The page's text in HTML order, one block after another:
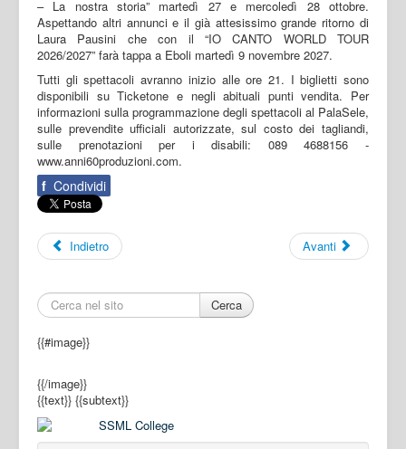
– La nostra storia” martedì 27 e mercoledì 28 ottobre.
Aspettando altri annunci e il già attesissimo grande ritorno di
Laura Pausini che con il “IO CANTO WORLD TOUR
2026/2027” farà tappa a Eboli martedì 9 novembre 2027.
Tutti gli spettacoli avranno inizio alle ore 21. I biglietti sono
disponibili su Ticketone e negli abituali punti vendita. Per
informazioni sulla programmazione degli spettacoli al PalaSele,
sulle prevendite ufficiali autorizzate, sul costo dei tagliandi,
sulle prenotazioni per i disabili: 089 4688156 -
www.anni60produzioni.com.
f Condividi
Indietro Avanti
Cerca
{{#image}}
{{/image}}
{{text}} {{subtext}}